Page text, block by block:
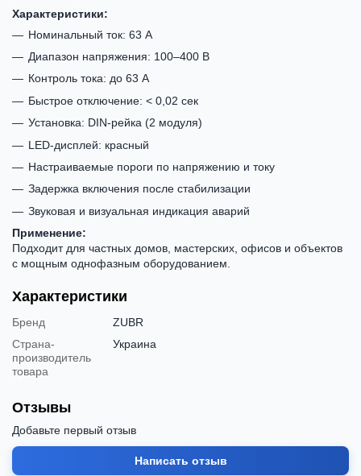
Характеристики:
Номинальный ток: 63 А
Диапазон напряжения: 100–400 В
Контроль тока: до 63 А
Быстрое отключение: < 0,02 сек
Установка: DIN-рейка (2 модуля)
LED-дисплей: красный
Настраиваемые пороги по напряжению и току
Задержка включения после стабилизации
Звуковая и визуальная индикация аварий
Применение:
Подходит для частных домов, мастерских, офисов и объектов
с мощным однофазным оборудованием.
Характеристики
Бренд
ZUBR
Страна-
производитель
товара
Украина
Отзывы
Добавьте первый отзыв
Написать отзыв